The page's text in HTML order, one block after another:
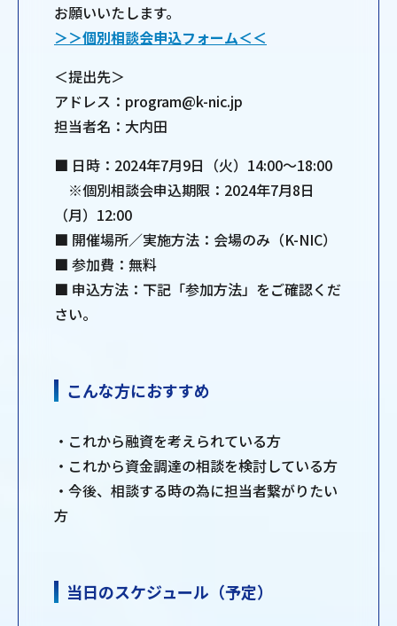
お願いいたします。
＞＞個別相談会申込フォーム＜＜
＜提出先＞
アドレス：program@k-nic.jp
担当者名：大内田
■ 日時：2024年7月9日（火）14:00～18:00
※個別相談会申込期限：2024年7月8日
（月）12:00
■ 開催場所／実施方法：会場のみ（K-NIC）
■ 参加費：無料
■ 申込方法：下記「参加方法」をご確認くだ
さい。
こんな方におすすめ
・これから融資を考えられている方
・これから資金調達の相談を検討している方
・今後、相談する時の為に担当者繋がりたい
方
当日のスケジュール（予定）